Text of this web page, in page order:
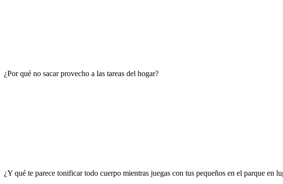
¿Por qué no sacar provecho a las tareas del hogar?
¿Y qué te parece tonificar todo cuerpo mientras juegas con tus pequeños en el parque en